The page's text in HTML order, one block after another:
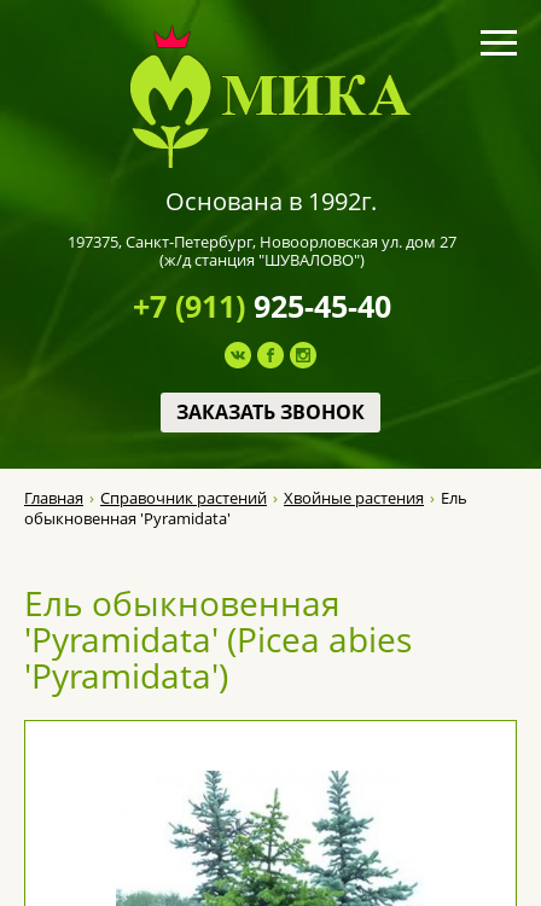
Основана в 1992г.
197375,Санкт-Петербург, Новоорловская ул. дом 27
(ж/д станция "ШУВАЛОВО")
+7 (911)925-45-40
ЗАКАЗАТЬ ЗВОНОК
Главная Справочник растений Хвойные растения
Ель
обыкновенная 'Pyramidata'
Ель обыкновенная
'Pyramidata' (Picea abies
'Pyramidata')